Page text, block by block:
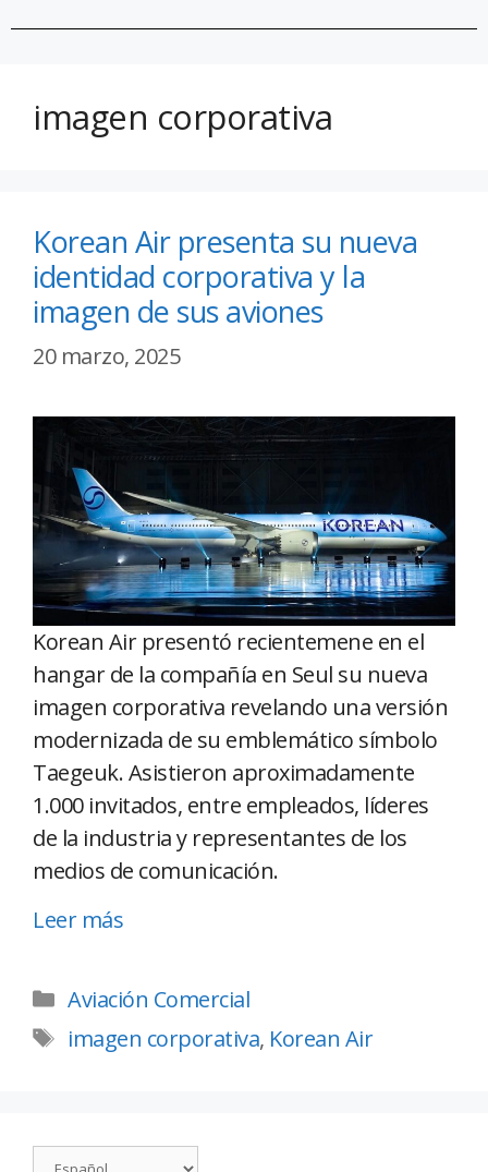
imagen corporativa
Korean Air presenta su nueva
identidad corporativa y la
imagen de sus aviones
20 marzo, 2025
Korean Air presentó recientemene en el
hangar de la compañía en Seul su nueva
imagen corporativa revelando una versión
modernizada de su emblemático símbolo
Taegeuk. Asistieron aproximadamente
1.000 invitados, entre empleados, líderes
de la industria y representantes de los
medios de comunicación.
Leer más
Aviación Comercial
imagen corporativa, Korean Air